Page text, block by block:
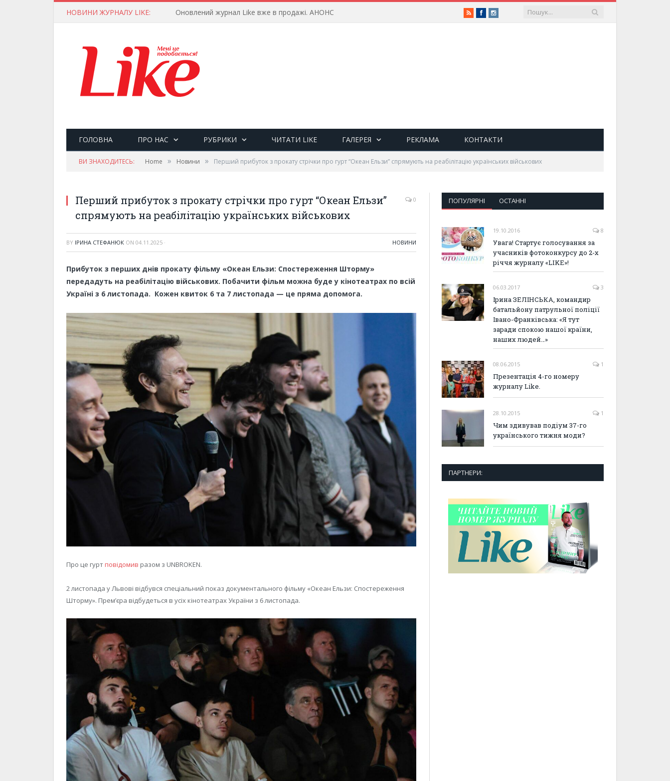
НОВИНИ ЖУРНАЛУ LIKE: Оновлений журнал Like вже в продажі. АНОНС RSSFacebookInstagram
ГОЛОВНА ПРО НАС РУБРИКИ ЧИТАТИ LIKE ГАЛЕРЕЯ РЕКЛАМА КОНТАКТИ
ВИ ЗНАХОДИТЕСЬ: Home » Новини » Перший прибуток з прокату стрічки про гурт “Океан Ельзи” спрямують на реабілітацію українських військових
Перший прибуток з прокату стрічки про гурт “Океан Ельзи”
спрямують на реабілітацію українських військових
0
BY ІРИНА СТЕФАНЮК ON 04.11.2025 · НОВИНИ
Прибуток з перших днів прокату фільму «Океан Ельзи: Спостереження Шторму»
передадуть на реабілітацію військових. Побачити фільм можна буде у кінотеатрах по всій
Україні з 6 листопада. Кожен квиток 6 та 7 листопада — це пряма допомога.
Про це гуртповідомив разом з UNBROKEN.
2 листопада у Львові відбувся спеціальний показ документального фільму «Океан Ельзи: Спостереження
Шторму». Прем’єра відбудеться в усіх кінотеатрах України з 6 листопада.
ПОПУЛЯРНІ ОСТАННІ
19.10.2016 8
Увага! Стартує голосування за
учасників фотоконкурсу до 2-х
річчя журналу «LIKE»!
06.03.2017 3
Ірина ЗЕЛІНСЬКА, командир
батальйону патрульної поліції
Івано-Франківська: «Я тут
заради спокою нашої країни,
наших людей…»
08.06.2015 1
Презентація 4-го номеру
журналу Like.
28.10.2015 1
Чим здивував подіум 37-го
українського тижня моди?
ПАРТНЕРИ: